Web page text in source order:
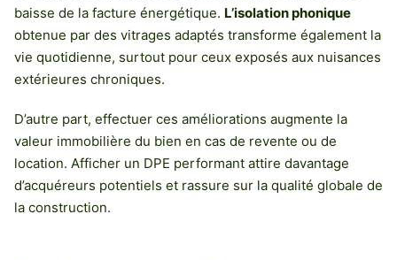
baisse de la facture énergétique. L’isolation phonique
obtenue par des vitrages adaptés transforme également la
vie quotidienne, surtout pour ceux exposés aux nuisances
extérieures chroniques.
D’autre part, effectuer ces améliorations augmente la
valeur immobilière du bien en cas de revente ou de
location. Afficher un DPE performant attire davantage
d’acquéreurs potentiels et rassure sur la qualité globale de
la construction.